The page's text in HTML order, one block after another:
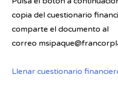
copia del cuestionario
comparte el documento al
correo
Llenar cuestionario